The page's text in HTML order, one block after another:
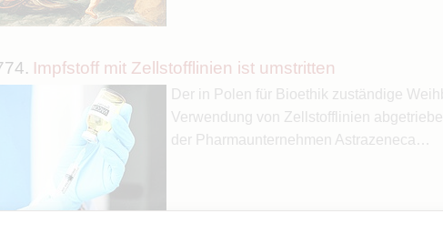
Impfstoff mit Zellstofflinien ist umstritten
Der in Polen für Bioethik zuständige
Verwendung von Zellstofflinien
der Pharmaunternehmen Astrazeneca…